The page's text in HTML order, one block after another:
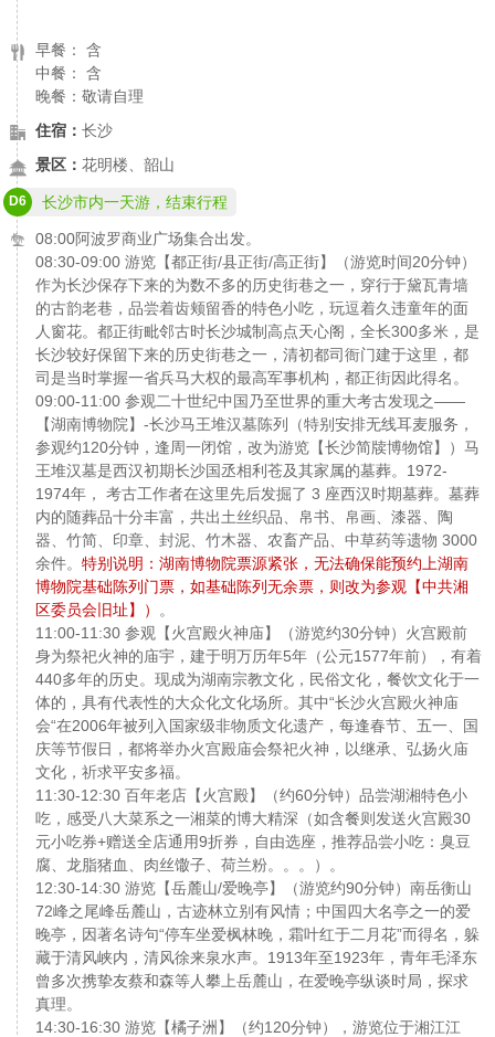
早餐： 含
中餐： 含
晚餐：敬请自理
住宿： 长沙
景区： 花明楼、韶山
D6 长沙市内一天游，结束行程
08:00阿波罗商业广场集合出发。
08:30-09:00 游览【都正街/县正街/高正街】（游览时间20分钟）
作为长沙保存下来的为数不多的历史街巷之一，穿行于黛瓦青墙
的古韵老巷，品尝着齿颊留香的特色小吃，玩逗着久违童年的面
人窗花。都正街毗邻古时长沙城制高点天心阁，全长300多米，是
长沙较好保留下来的历史街巷之一，清初都司衙门建于这里，都
司是当时掌握一省兵马大权的最高军事机构，都正街因此得名。
09:00-11:00 参观二十世纪中国乃至世界的重大考古发现之——
【湖南博物院】-长沙马王堆汉墓陈列（特别安排无线耳麦服务，
参观约120分钟，逢周一闭馆，改为游览【长沙简牍博物馆】）马
王堆汉墓是西汉初期长沙国丞相利苍及其家属的墓葬。1972-
1974年， 考古工作者在这里先后发掘了 3 座西汉时期墓葬。墓葬
内的随葬品十分丰富，共出土丝织品、帛书、帛画、漆器、陶
器、竹简、印章、封泥、竹木器、农畜产品、中草药等遗物 3000
余件。 特别说明：湖南博物院票源紧张，无法确保能预约上湖南
博物院基础陈列门票，如基础陈列无余票，则改为参观【中共湘
区委员会旧址】）
。
11:00-11:30 参观【火宫殿火神庙】（游览约30分钟）火宫殿前
身为祭祀火神的庙宇，建于明万历年5年（公元1577年前），有着
440多年的历史。现成为湖南宗教文化，民俗文化，餐饮文化于一
体的，具有代表性的大众化文化场所。其中“长沙火宫殿火神庙
会“在2006年被列入国家级非物质文化遗产，每逢春节、五一、国
庆等节假日，都将举办火宫殿庙会祭祀火神，以继承、弘扬火庙
文化，祈求平安多福。
11:30-12:30 百年老店【火宫殿】（约60分钟）品尝湖湘特色小
吃，感受八大菜系之一湘菜的博大精深（如含餐则发送火宫殿30
元小吃券+赠送全店通用9折券，自由选座，推荐品尝小吃：臭豆
腐、龙脂猪血、肉丝馓子、荷兰粉。。。）。
12:30-14:30 游览【岳麓山/爱晚亭】（游览约90分钟）南岳衡山
72峰之尾峰岳麓山，古迹林立别有风情；中国四大名亭之一的爱
晚亭，因著名诗句“停车坐爱枫林晚，霜叶红于二月花”而得名，躲
藏于清风峡内，清风徐来泉水声。1913年至1923年，青年毛泽东
曾多次携挚友蔡和森等人攀上岳麓山，在爱晚亭纵谈时局，探求
真理。
14:30-16:30 游览【橘子洲】（约120分钟），游览位于湘江江